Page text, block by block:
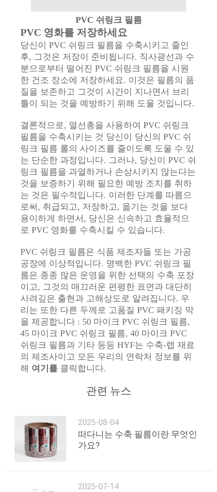
PVC 쉬링크 필름
PVC 영화를 저장하세요
당신이 PVC 쉬링크 필름을 수축시키고 줄인
후, 그것은 저장이 준비됩니다. 직사광선과 수
분으로부터 떨어진 PVC 쉬링크 필름을 시원
한 건조 장소에 저장하세요. 이것은 필름의 품
질을 보존하고 그것이 시간이 지나면서 브리
틀이 되는 것을 예방하기 위해 도울 것입니다.
결론적으로, 열선총을 사용하여 PVC 쉬링크
필름을 수축시키는 것 당신이 당신의 PVC 쉬
링크 필름 롤의 사이즈를 줄이도록 도울 수 있
는 단순한 과정입니다. 그러나, 당신이 PVC 쉬
링크 필름을 과열하거나 손상시키지 않는다는
것을 보증하기 위해 필요한 예방 조치를 취하
는 것은 필수적입니다. 이러한 단계를 따름으
로써, 취급되고, 저장하고, 옮기는 것을 보다
용이하게 하면서, 당신은 신속하고 효율적으
로 PVC 영화를 수축시킬 수 있습니다.
PVC 쉬링크 필름은 식품 제조자들 또는 가공
공장에 이상적입니다. 명백한 PVC 쉬링크 필
름은 종종 많은 운영을 위한 선택의 수축 포장
이고, 그것의 매끄러운 편평한 표면과 대단히
사려깊은 출현과 고해상도로 알려집니다. 우
리는 또한 다른 두께로 고품질 PVC 패키징 막
을 제공합니다 : 50 마이크 PVC 쉬링크 필름,
45 마이크 PVC 쉬링크 필름, 40 마이크 PVC
쉬링크 필름과 기타 등등 HYF는 수축-랩 재료
의 제조사이고 모든 우리의 연락처 정보를 위
해 여기를클릭합니다.
관련 뉴스
2025-08-04
떠다니는 수축 필름이란 무엇인
가요?
2025-07-14